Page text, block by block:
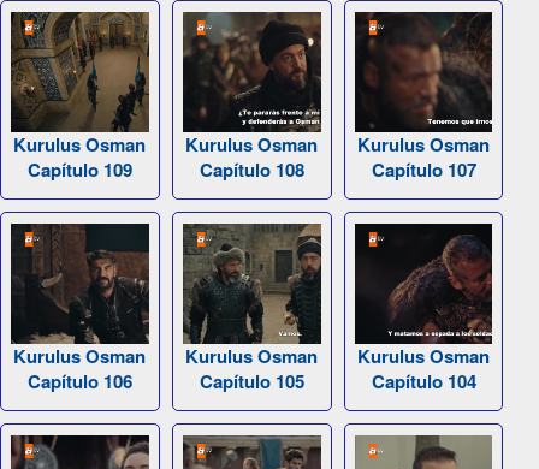
Kurulus Osman
Capítulo 109
Kurulus Osman
Capítulo 108
Kurulus Osman
Capítulo 107
Kurulus Osman
Capítulo 106
Kurulus Osman
Capítulo 105
Kurulus Osman
Capítulo 104